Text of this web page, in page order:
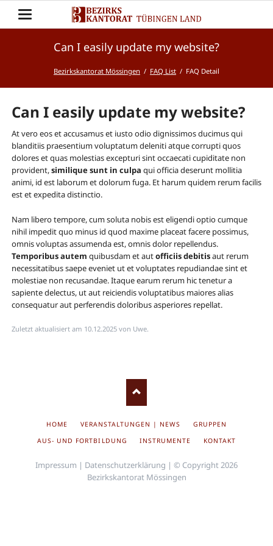
Can I easily update my website?
Bezirkskantorat Mössingen FAQ List FAQ Detail
Can I easily update my website?
At vero eos et accusamus et iusto odio dignissimos ducimus qui
blanditiis praesentium voluptatum deleniti atque corrupti quos
dolores et quas molestias excepturi sint occaecati cupiditate non
provident,similique sunt in culpa qui officia deserunt mollitia
animi, id est laborum et dolorum fuga. Et harum quidem rerum facilis
est et expedita distinctio.
Nam libero tempore, cum soluta nobis est eligendi optio cumque
nihil impedit quo minus id quod maxime placeat facere possimus,
omnis voluptas assumenda est, omnis dolor repellendus.
Temporibus autem quibusdam et autofficiis debitisaut rerum
necessitatibus saepe eveniet ut et voluptates repudiandae sint et
molestiae non recusandae. Itaque earum rerum hic tenetur a
sapiente delectus, ut aut reiciendis voluptatibus maiores alias
consequatur aut perferendis doloribus asperiores repellat.
Zuletzt aktualisiert am 10.12.2025 von Uwe.
NAVIGATION
HOME VERANSTALTUNGEN | NEWS
GRUPPEN
AUS- UND FORTBILDUNG
INSTRUMENTE KONTAKT
Impressum | Datenschutzerklärung | © Copyright 2026
Bezirkskantorat Mössingen